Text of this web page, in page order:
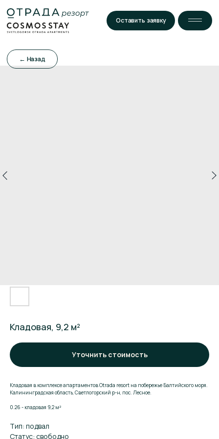
Оставить заявку
Кладовая, 9,2 м²
Уточнить стоимость
Кладовая в комплексе апартаментов Otrada resort на побережье Балтийского моря.
Калининградская область, Светлогорский р-н, пос. Лесное.
0.26 - кладовая 9,2 м²
Тип: подвал
Статус: свободно